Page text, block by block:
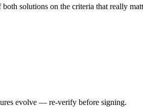
solutions on the criteria that really
evolve — re-verify before signing.